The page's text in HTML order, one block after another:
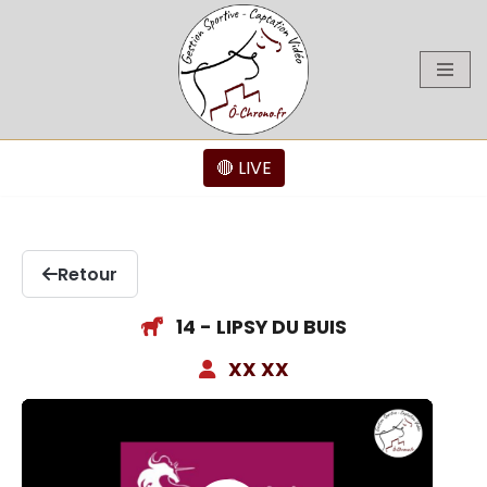
🔴 LIVE
Retour
14 - LIPSY DU BUIS
XX XX